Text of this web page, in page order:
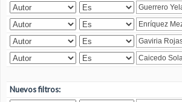
Nuevos filtros: